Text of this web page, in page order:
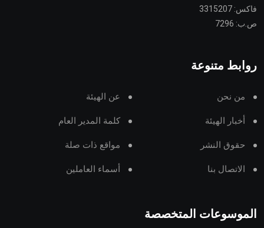
فاكس: 3315207
ص.ب: 7296
روابط متنوعة
من نحن عن الهيئة
أخبار الهيئة كلمة المدير العام
حقوق النشر مواقع ذات صلة
الاتصال بنا أسماء العاملين
الموسوعات المتخصصة